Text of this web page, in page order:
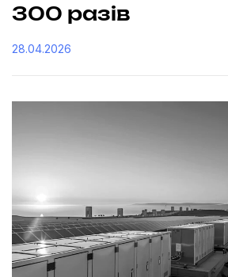
300 разів
28.04.2026